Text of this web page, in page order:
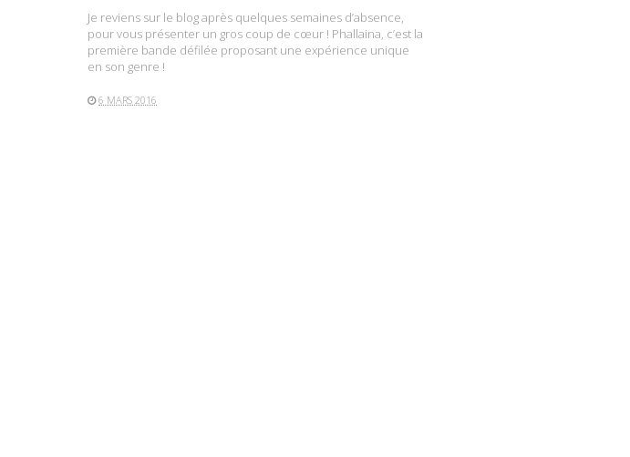
Je reviens sur le blog après quelques semaines d’absence,
pour vous présenter un gros coup de cœur ! Phallaina, c’est la
première bande défilée proposant une expérience unique
en son genre !
6 MARS 2016